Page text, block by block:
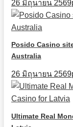
26 มิถุนายน 2569
Posido Casino
Australia
26 มิถุนายน 2569
Ultimate Real